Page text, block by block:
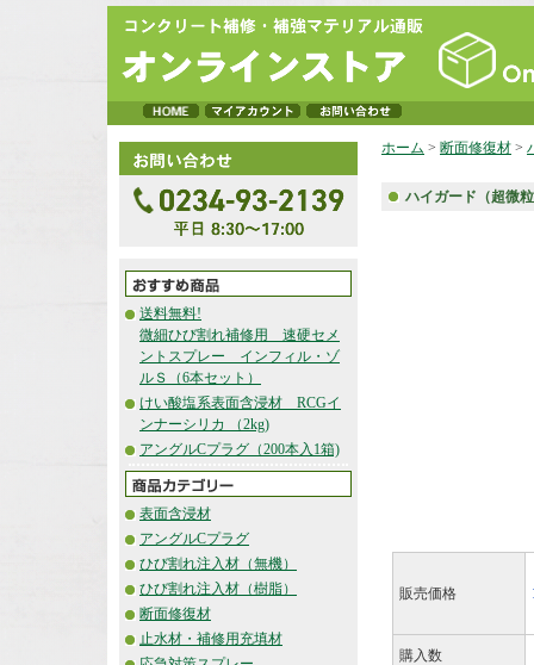
送料無料!
微細ひび割れ補修用 速硬セメ
ントスプレー インフィル・ゾ
ルＳ（6本セット）
けい酸塩系表面含浸材 RCGイ
ンナーシリカ （2kg)
アングルCプラグ（200本入1箱)
表面含浸材
アングルCプラグ
ひび割れ注入材（無機）
ひび割れ注入材（樹脂）
断面修復材
止水材・補修用充填材
ホーム > 断面修復材 >
ハイガード（超微
販売価格
購入数